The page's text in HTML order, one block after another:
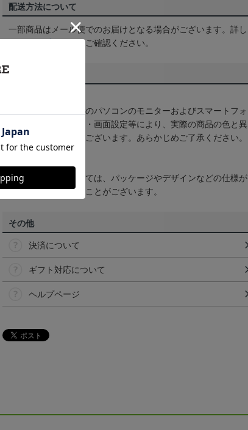
配送方法について
一部商品はメール便でのお届けとなる場合がございます。詳し
をご確認ください。
商品について
商品画像は、お使いのパソコンのモニターおよびスマートフォ
ンのメーカー・機種・画面設定等により、実際の商品の色と異
なって見える場合がございます。あらかじめご了承ください。
【仕様について】
取り扱い商品によっては、パッケージやデザインなどの仕様が
予告なく変更になることがございます。
その他
決済について
ギフト対応について
ヘルプページ